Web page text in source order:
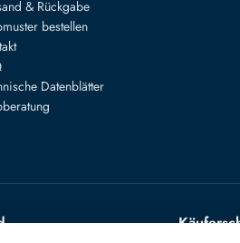
& Rückgabe
bestellen
Datenblätter